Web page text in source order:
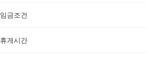
임금조건
휴게시간